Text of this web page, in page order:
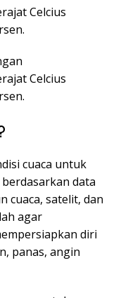
Celcius
Celcius
cuaca untuk
data
cuaca, satelit, dan
agar
diri
panas, angin